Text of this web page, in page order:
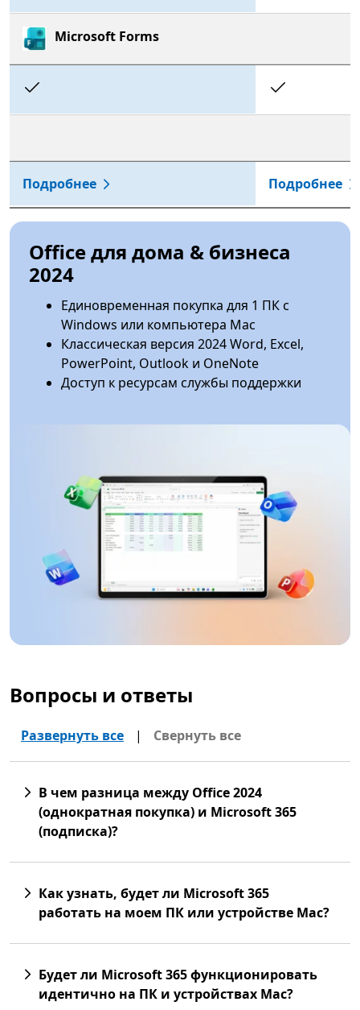
Microsoft Forms
Подробнее Подробнее
Office для дома & бизнеса
2024
Единовременная покупка для 1 ПК с
Windows или компьютера Mac
Классическая версия 2024 Word, Excel,
PowerPoint, Outlook и OneNote
Доступ к ресурсам службы поддержки
Вопросы и ответы
Развернуть все | Свернуть все
В чем разница между Office 2024
(однократная покупка) и Microsoft 365
(подписка)?
Как узнать, будет ли Microsoft 365
работать на моем ПК или устройстве Mac?
Будет ли Microsoft 365 функционировать
идентично на ПК и устройствах Mac?